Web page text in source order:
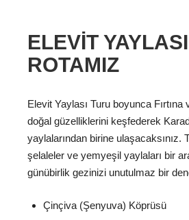
ELEVIT
ROTAMIZ
Elevit Yaylası Turu boyunca Fırtına
doğal güzelliklerini keşfederek
yaylalarından birine ulaşacaksınız.
şelaleler ve yemyeşil yaylaları bir
günübirlik gezinizi unutulmaz bir
Çinçiva (Şenyuva) Köprüsü